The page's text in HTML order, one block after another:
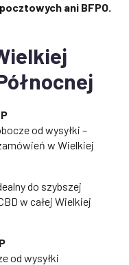
ani BFPO.
od wysyłki –
w Wielkiej
do szybszej
w całej Wielkiej
od wysyłki